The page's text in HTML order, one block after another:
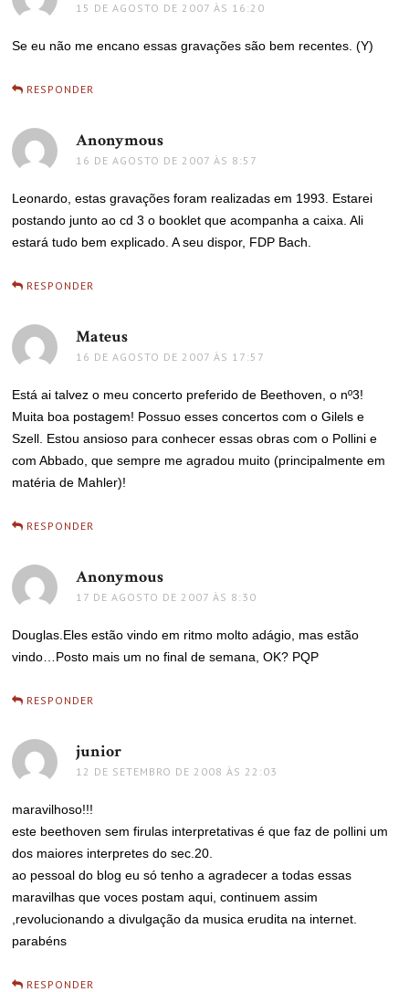
15 DE AGOSTO DE 2007 ÀS 16:20
Se eu não me encano essas gravações são bem recentes. (Y)
RESPONDER
Anonymous
16 DE AGOSTO DE 2007 ÀS 8:57
Leonardo, estas gravações foram realizadas em 1993. Estarei
postando junto ao cd 3 o booklet que acompanha a caixa. Ali
estará tudo bem explicado. A seu dispor, FDP Bach.
RESPONDER
Mateus
16 DE AGOSTO DE 2007 ÀS 17:57
Está ai talvez o meu concerto preferido de Beethoven, o nº3!
Muita boa postagem! Possuo esses concertos com o Gilels e
Szell. Estou ansioso para conhecer essas obras com o Pollini e
com Abbado, que sempre me agradou muito (principalmente em
matéria de Mahler)!
RESPONDER
Anonymous
17 DE AGOSTO DE 2007 ÀS 8:30
Douglas.Eles estão vindo em ritmo molto adágio, mas estão
vindo…Posto mais um no final de semana, OK? PQP
RESPONDER
junior
12 DE SETEMBRO DE 2008 ÀS 22:03
maravilhoso!!!
este beethoven sem firulas interpretativas é que faz de pollini um
dos maiores interpretes do sec.20.
ao pessoal do blog eu só tenho a agradecer a todas essas
maravilhas que voces postam aqui, continuem assim
,revolucionando a divulgação da musica erudita na internet.
parabéns
RESPONDER